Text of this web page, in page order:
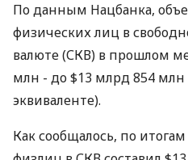
По данным Нацбанка,
физических лиц в
валюте (СКВ) в прошлом
млн - до $13 млрд 854 млн
эквиваленте).
Как сообщалось, по